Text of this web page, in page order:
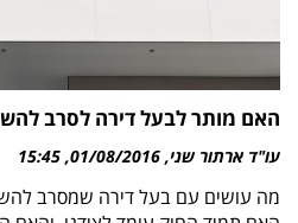
האם מותר לבעל דירה לסרב
עו"ד ארתור שני 01/08/2016
15:45
מה עושים עם בעל דירה שמסרב